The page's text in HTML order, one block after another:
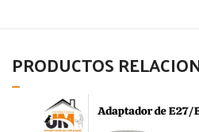
PRODUCTOS